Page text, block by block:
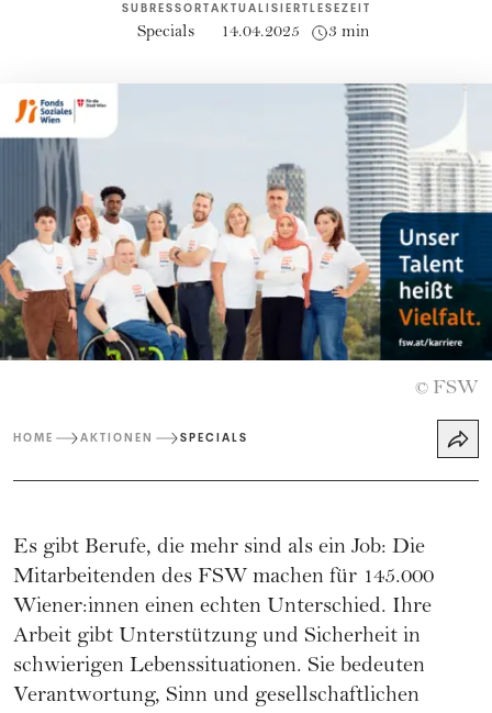
SUBRESSORT
Specials
AKTUALISIERT
14.04.2025
LESEZEIT
3 min
© FSW
HOME AKTIONEN SPECIALS
Es gibt Berufe, die mehr sind als ein Job: Die
Mitarbeitenden des FSW machen für 145.000
Wiener:innen einen echten Unterschied. Ihre
Arbeit gibt Unterstützung und Sicherheit in
schwierigen Lebenssituationen. Sie bedeuten
Verantwortung, Sinn und gesellschaftlichen